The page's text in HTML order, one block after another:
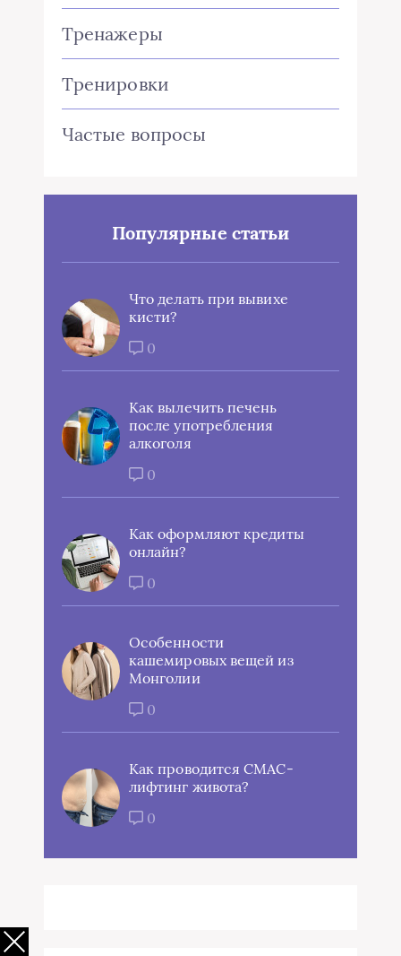
Тренажеры
Тренировки
Частые вопросы
Популярные статьи
Что делать при вывихе
кисти?
0
Как вылечить печень
после употребления
алкоголя
0
Как оформляют кредиты
онлайн?
0
Особенности
кашемировых вещей из
Монголии
0
Как проводится СМАС-
лифтинг живота?
0